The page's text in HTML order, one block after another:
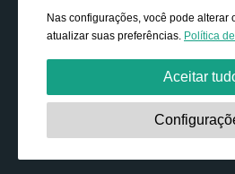
Nas configurações, você pode alterar
atualizar suas preferências. Política
Aceitar
Estritamente necessário:
Os
ativar funcionalidades básicas,